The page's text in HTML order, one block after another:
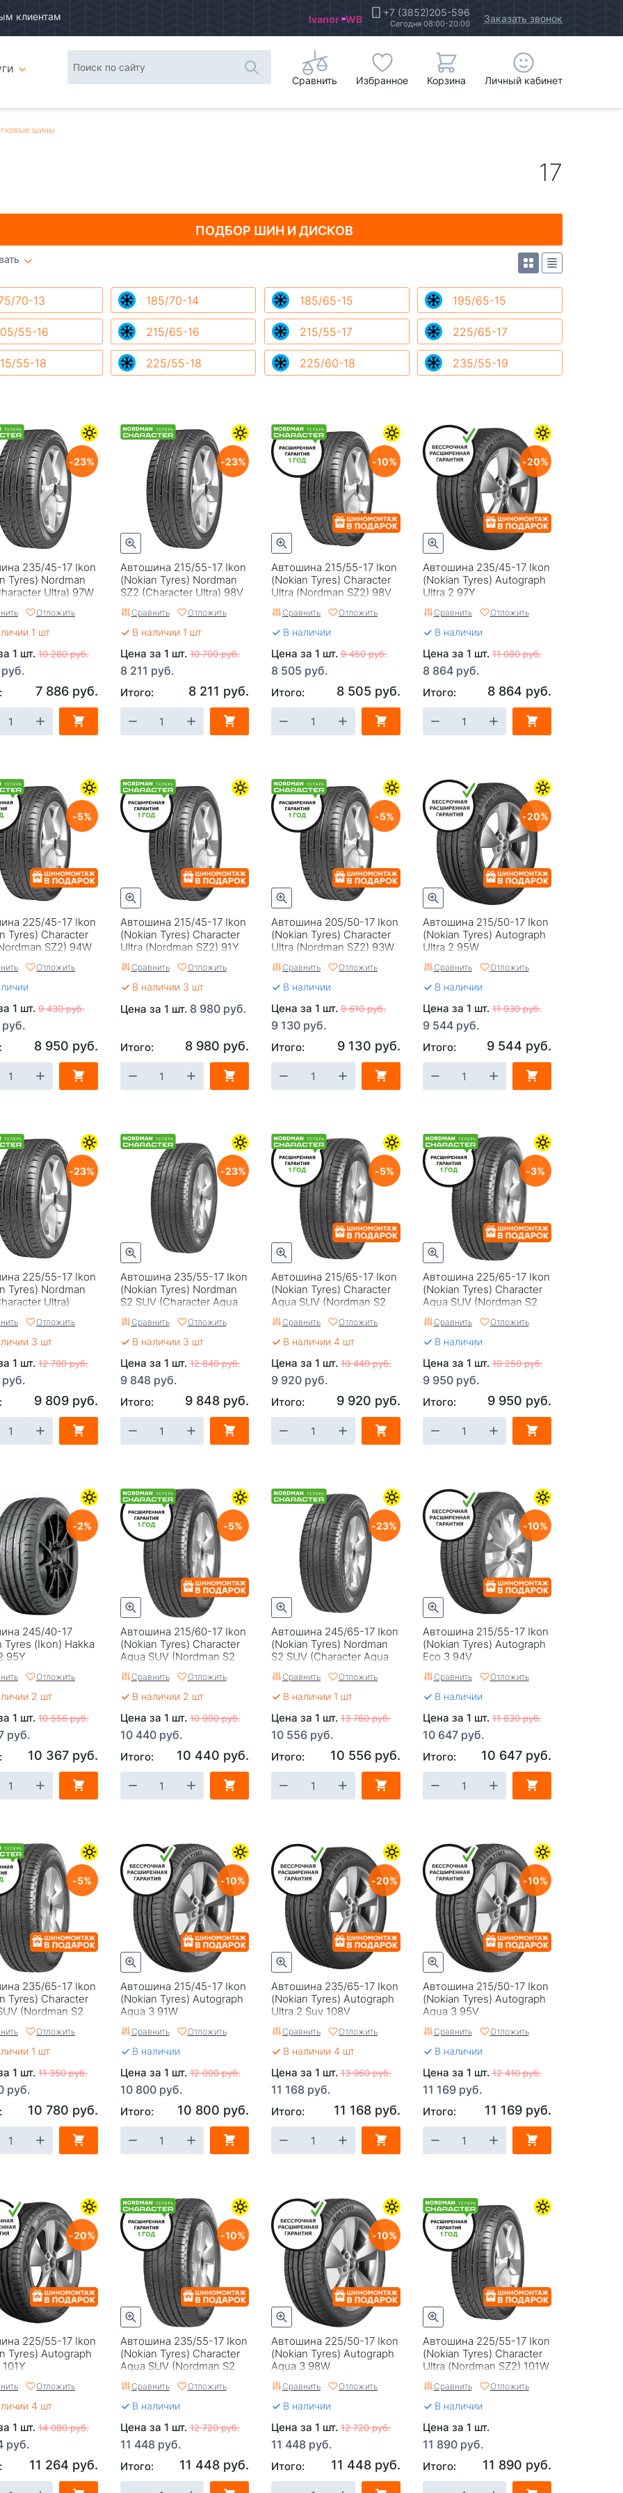
клиентам Ivanor WB +7 (3852)205-596
Сегодня 08:00-20:00 Заказать звонок
Сравнить Избранное Корзина Личный кабинет
шины
17
ПОДБОР ШИНИ ДИСКОВ
70-13 185/70-14 185/65-15 195/65-15
55-16 215/65-16 215/55-17 225/65-17
55-18 225/55-18 225/60-18 235/55-19
235/45-17 Ikon
Tyrеs) Nordman
Ultra) 97W
23
Отложить
1 шт
1 шт. 10 280 руб.
7 886 руб.
Автошина 215/55-17 Ikon
(Nokian Tyrеs) Nordman
SZ2 (Character Ultra) 98V
23
Сравнить Отложить
В наличии 1 шт
Цена за 1 шт.10 700 руб.
8 211 руб.
Итого: 8 211 руб.
Автошина 215/55-17 Ikon
(Nokian Tyres) Character
Ultra (Nordman SZ2) 98V
10
Сравнить Отложить
В наличии
Цена за 1 шт. 9 450 руб.
8 505 руб.
Итого: 8 505 руб.
Автошина 235/45-17 Ikon
(Nokian Tyrеs) Autograph
Ultra 2 97Y
20
Сравнить Отложить
В наличии
Цена за 1 шт.11 080 руб.
8 864 руб.
Итого: 8 864 руб.
225/45-17 Ikon
Tyres) Character
SZ2) 94W
5
Отложить
1 шт. 9 430 руб.
8 950 руб.
Автошина 215/45-17 Ikon
(Nokian Tyres) Character
Ultra (Nordman SZ2) 91Y
Сравнить Отложить
В наличии 3 шт
Цена за 1 шт. 8 980 руб.
Итого: 8 980 руб.
Автошина 205/50-17 Ikon
(Nokian Tyres) Character
Ultra (Nordman SZ2) 93W
5
Сравнить Отложить
В наличии
Цена за 1 шт. 9 610 руб.
9 130 руб.
Итого: 9 130 руб.
Автошина 215/50-17 Ikon
(Nokian Tyrеs) Autograph
Ultra 2 95W
20
Сравнить Отложить
В наличии
Цена за 1 шт.11 930 руб.
9 544 руб.
Итого: 9 544 руб.
225/55-17 Ikon
Tyrеs) Nordman
Ultra)
23
Отложить
3 шт
1 шт. 12 790 руб.
9 809 руб.
Автошина 235/55-17 Ikon
(Nokian Tyrеs) Nordman
S2 SUV (Character Aqua
23
Сравнить Отложить
В наличии 3 шт
Цена за 1 шт.12 840 руб.
9 848 руб.
Итого: 9 848 руб.
Автошина 215/65-17 Ikon
(Nokian Tyrеs) Character
Aqua SUV (Nordman S2
5
Сравнить Отложить
В наличии 4 шт
Цена за 1 шт. 10 440 руб.
9 920 руб.
Итого: 9 920 руб.
Автошина 225/65-17 Ikon
(Nokian Tyrеs) Character
Aqua SUV (Nordman S2
3
Сравнить Отложить
В наличии
Цена за 1 шт.10 250 руб.
9 950 руб.
Итого: 9 950 руб.
245/40-17
Tyres (Ikon) Hakka
95Y
2
Отложить
2 шт
1 шт. 10 556 руб.
руб.
10 367 руб.
Автошина 215/60-17 Ikon
(Nokian Tyrеs) Character
Aqua SUV (Nordman S2
5
Сравнить Отложить
В наличии 2 шт
Цена за 1 шт.10 990 руб.
10 440 руб.
Итого: 10 440 руб.
Автошина 245/65-17 Ikon
(Nokian Tyrеs) Nordman
S2 SUV (Character Aqua
23
Сравнить Отложить
В наличии 1 шт
Цена за 1 шт. 13 760 руб.
10 556 руб.
Итого: 10 556 руб.
Автошина 215/55-17 Ikon
(Nokian Tyrеs) Autograph
Eco 3 94V
10
Сравнить Отложить
В наличии
Цена за 1 шт.11 830 руб.
10 647 руб.
Итого: 10 647 руб.
235/65-17 Ikon
Tyrеs) Character
(Nordman S2
5
Отложить
1 шт
1 шт. 11 350 руб.
руб.
10 780 руб.
Автошина 215/45-17 Ikon
(Nokian Tyrеs) Autograph
Aqua 3 91W
10
Сравнить Отложить
В наличии
Цена за 1 шт.12 000 руб.
10 800 руб.
Итого: 10 800 руб.
Автошина 235/65-17 Ikon
(Nokian Tyrеs) Autograph
Ultra 2 Suv 108V
20
Сравнить Отложить
В наличии 4 шт
Цена за 1 шт. 13 960 руб.
11 168 руб.
Итого: 11 168 руб.
Автошина 215/50-17 Ikon
(Nokian Tyrеs) Autograph
Aqua 3 95V
10
Сравнить Отложить
В наличии
Цена за 1 шт.12 410 руб.
11 169 руб.
Итого: 11 169 руб.
225/55-17 Ikon
Tyrеs) Autograph
20
Отложить
4 шт
1 шт. 14 080 руб.
руб.
11 264 руб.
Автошина 235/55-17 Ikon
(Nokian Tyrеs) Character
Aqua SUV (Nordman S2
10
Сравнить Отложить
В наличии
Цена за 1 шт.12 720 руб.
11 448 руб.
Итого: 11 448 руб.
Автошина 225/50-17 Ikon
(Nokian Tyrеs) Autograph
Aqua 3 98W
10
Сравнить Отложить
В наличии
Цена за 1 шт. 12 720 руб.
11 448 руб.
Итого: 11 448 руб.
Автошина 225/55-17 Ikon
(Nokian Tyres) Character
Ultra (Nordman SZ2) 101W
Сравнить Отложить
В наличии
Цена за 1 шт.
11 890 руб.
Итого: 11 890 руб.